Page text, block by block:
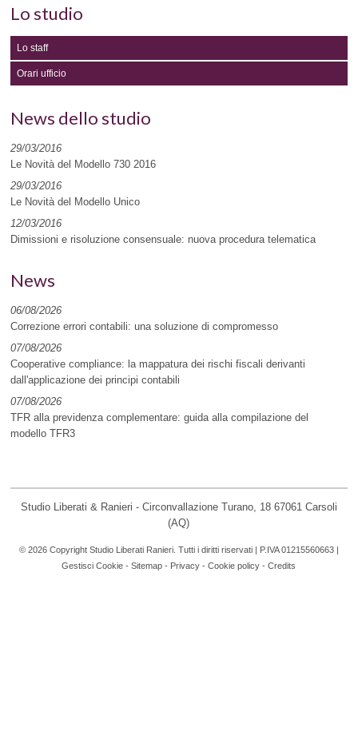
Lo studio
Lo staff
Orari ufficio
News dello studio
29/03/2016
Le Novità del Modello 730 2016
29/03/2016
Le Novità del Modello Unico
12/03/2016
Dimissioni e risoluzione consensuale: nuova procedura telematica
News
06/08/2026
Correzione errori contabili: una soluzione di compromesso
07/08/2026
Cooperative compliance: la mappatura dei rischi fiscali derivanti
dall'applicazione dei principi contabili
07/08/2026
TFR alla previdenza complementare: guida alla compilazione del
modello TFR3
Studio Liberati & Ranieri - Circonvallazione Turano, 18 67061 Carsoli
(AQ)
© 2026 Copyright Studio Liberati Ranieri. Tutti i diritti riservati | P.IVA 01215560663 |
Gestisci Cookie -Sitemap - Privacy -Cookie policy -Credits